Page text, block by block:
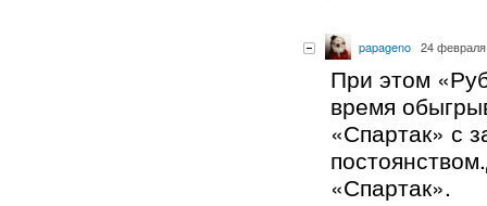
papageno 24
При этом
время
«Спартак» с
«Спартак».